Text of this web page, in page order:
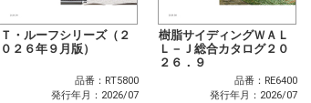
Ｔ・ルーフシリーズ（２
０２６年９月版）
品番：RT5800
発行年月：2026/07
樹脂サイディングＷＡＬ
Ｌ－Ｊ総合カタログ２０
２６．９
品番：RE6400
発行年月：2026/07